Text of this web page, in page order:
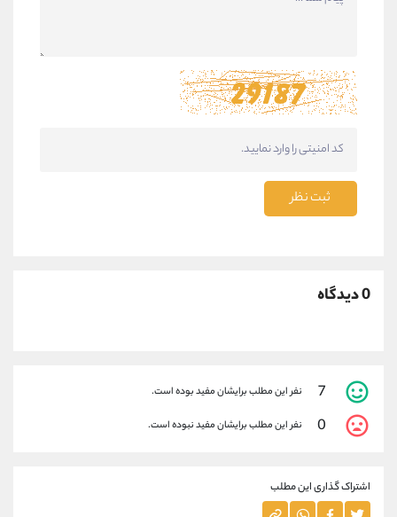
ثبت نظر
0 دیدگاه
7 نفر این مطلب برایشان مفید بوده است.
0 نفر این مطلب برایشان مفید نبوده است.
اشتراک گذاری این مطلب